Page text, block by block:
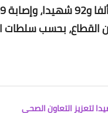
مليون شخص) من سكان القطاع،
لتعزيز التعاون الصحي